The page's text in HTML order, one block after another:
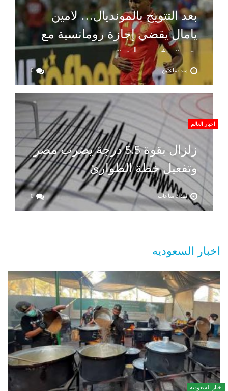
بعد التتويج بالمونديال… لامين
يامال يقضي إجازة رومانسية مع
حبيبته في سان تروبيه
منذ ساعتين 0
اخبار العالم
زلزال بقوة 5.5 درجة يضرب مصر
وتفعيل خطة الطوارئ
منذ 3 ساعات 0
اخبار السعوديه
اخبار السعوديه